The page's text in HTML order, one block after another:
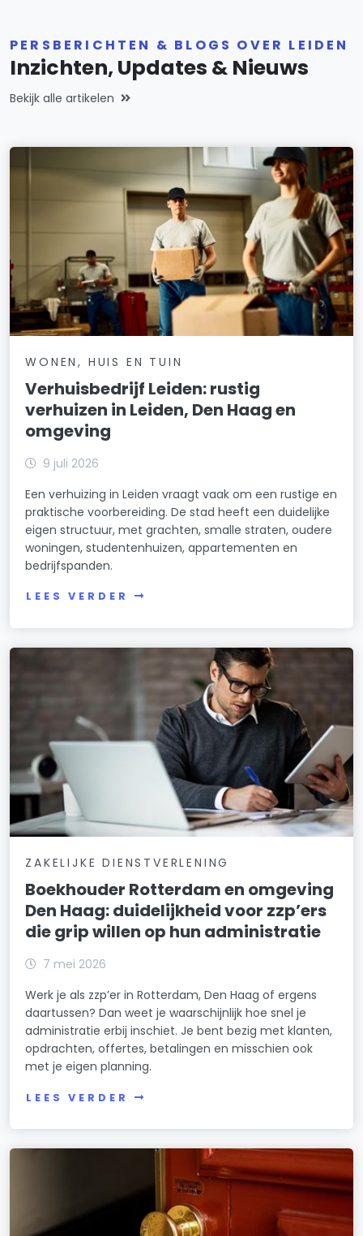
PERSBERICHTEN & BLOGS OVER LEIDEN
Inzichten, Updates & Nieuws
Bekijk alle artikelen
WONEN, HUIS EN TUIN
Verhuisbedrijf Leiden: rustig
verhuizen in Leiden, Den Haag en
omgeving
9 juli 2026
Een verhuizing in Leiden vraagt vaak om een rustige en
praktische voorbereiding. De stad heeft een duidelijke
eigen structuur, met grachten, smalle straten, oudere
woningen, studentenhuizen, appartementen en
bedrijfspanden.
LEES VERDER
ZAKELIJKE DIENSTVERLENING
Boekhouder Rotterdam en omgeving
Den Haag: duidelijkheid voor zzp’ers
die grip willen op hun administratie
7 mei 2026
Werk je als zzp’er in Rotterdam, Den Haag of ergens
daartussen? Dan weet je waarschijnlijk hoe snel je
administratie erbij inschiet. Je bent bezig met klanten,
opdrachten, offertes, betalingen en misschien ook
met je eigen planning.
LEES VERDER